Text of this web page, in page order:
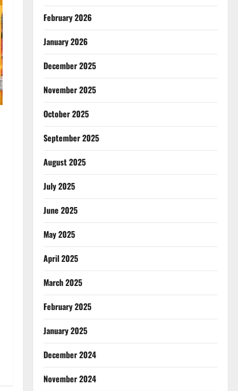
February 2026
January 2026
December 2025
November 2025
October 2025
September 2025
August 2025
July 2025
June 2025
May 2025
April 2025
March 2025
February 2025
January 2025
December 2024
November 2024